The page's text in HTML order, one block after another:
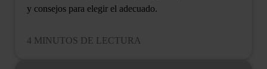
y consejos para elegir el adecuado.
4 MINUTOS DE LECTURA